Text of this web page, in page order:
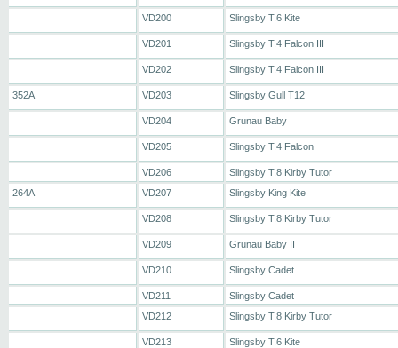
VD200 Slingsby T.6 Kite
VD201 Slingsby T.4 Falcon III
VD202 Slingsby T.4 Falcon III
352A VD203 Slingsby Gull T12
VD204 Grunau Baby
VD205 Slingsby T.4 Falcon
VD206
Slingsby T.8 Kirby Tutor
264A
VD207 Slingsby King Kite
VD208 Slingsby T.8 Kirby Tutor
VD209 Grunau Baby II
VD210 Slingsby Cadet
VD211
Slingsby Cadet
VD212
Slingsby T.8 Kirby Tutor
VD213 Slingsby T.6 Kite